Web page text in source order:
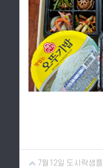
7월12일 도시락샘플